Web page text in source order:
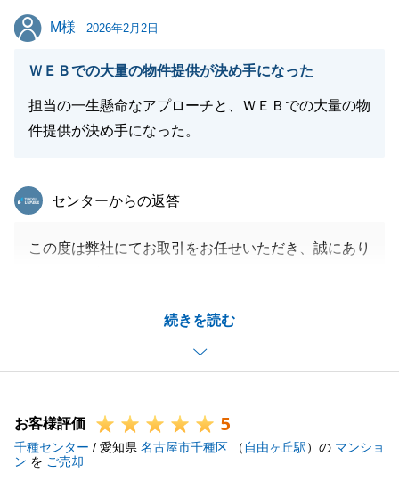
M様
M様 2026年2月2日
ＷＥＢでの大量の物件提供が決め手になった
担当の一生懸命なアプローチと、ＷＥＢでの大量の物
件提供が決め手になった。
続きを読む
東急リバブル
センターからの返答
この度は弊社にてお取引をお任せいただき、誠にあり
M様にはタイトなスケジュールの中、たくさんのやり
取りをさせていただきましたが、常に親身にご協力を
きました。
お会いした際にはいつもお仕事のお話や趣味のお話、
また多くの励ましのお言葉をいただき私自身とても思
お客様評価 5
千種センター / 愛知県 名古屋市千種区 （ 自由ヶ丘駅）の マンショ
ン を ご売却